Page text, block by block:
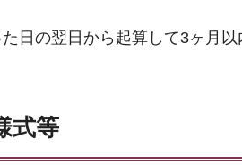
日の翌日から起算して3ヶ月以
式等